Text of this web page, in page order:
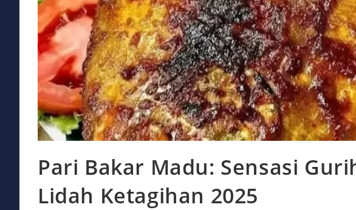
Pari Bakar Madu: Sensasi
Lidah Ketagihan 2025